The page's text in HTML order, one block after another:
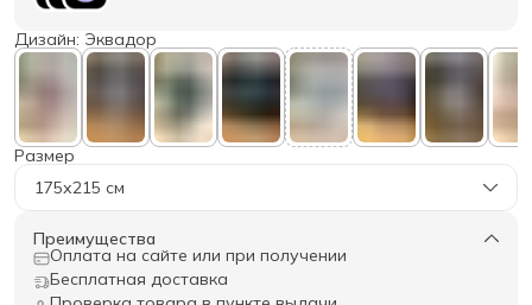
Дизайн: Эквадор
Размер
175х215 см
Преимущества
Оплата на сайте или при получении
Бесплатная доставка